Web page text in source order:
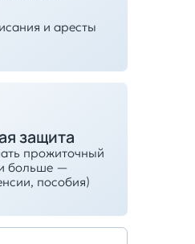
и аресты
защита
прожиточный
больше —
пособия)